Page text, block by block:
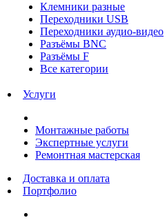
Клемники разные
Переходники USB
Переходники аудио-видео
Разъёмы BNC
Разъёмы F
Все категории
Услуги
Монтажные работы
Экспертные услуги
Ремонтная мастерская
Доставка и оплата
Портфолио